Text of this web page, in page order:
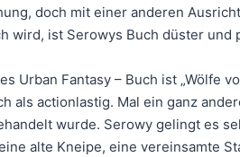
doch mit einer anderen
wird, ist Serowys Buch düster und
Urban Fantasy – Buch ist „Wölfe
als actionlastig. Mal ein ganz
wurde. Serowy gelingt es
alte Kneipe, eine vereinsamte